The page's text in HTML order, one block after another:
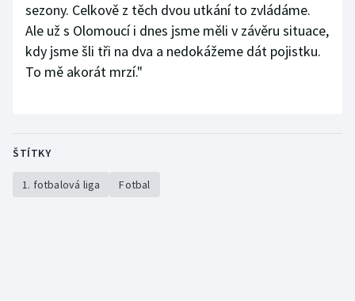
sezony. Celkově z těch dvou utkání to zvládáme.
Ale už s Olomoucí i dnes jsme měli v závěru situace,
kdy jsme šli tři na dva a nedokážeme dát pojistku.
To mě akorát mrzí."
ŠTÍTKY
1. fotbalová liga Fotbal